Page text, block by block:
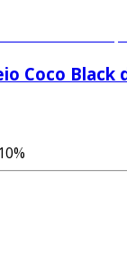
Coco Black
10%